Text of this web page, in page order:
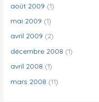
août 2009 (1)
mai 2009 (1)
avril 2009 (2)
décembre 2008 (1)
avril 2008 (1)
mars 2008 (11)